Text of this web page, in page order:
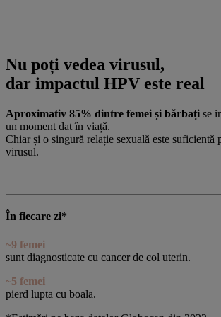
Nu poți vedea virusul,
dar impactul HPV este real
Aproximativ 85% dintre femei și bărbați se
un moment dat în viață.
Chiar și o singură relație sexuală este suficientă
virusul.
În fiecare zi*
~9 femei
sunt diagnosticate cu cancer de col uterin.
~5 femei
pierd lupta cu boala.